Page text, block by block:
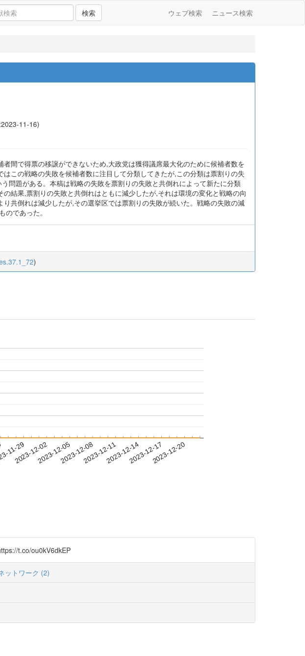
検索 ウェブ検索 ニュース検索
11-16)
間で得票の移譲ができないため,大政党は獲得議席最大化のために候補者数を
この戦略の失敗を候補者数に注目して分類してきたが,この分類は票割りの失
問題がある。本稿は戦略の失敗を票割りの失敗と共倒れによって新たに分類
結果,票割りの失敗と共倒れはともに減少したが,それは環境の変化と戦略の向
共倒れは減少したが,その選挙区では票割りの失敗が続いた。戦略の失敗の減
であった。
)
11-29
2023-12-022023-12-052023-12-082023-12-112023-12-142023-12-172023-12-20
t.co/ou0kV6dkEP
ットワーク (2)